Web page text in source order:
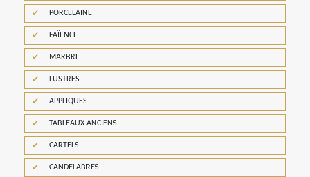
PORCELAINE
FAÏENCE
MARBRE
LUSTRES
APPLIQUES
TABLEAUX ANCIENS
CARTELS
CANDELABRES